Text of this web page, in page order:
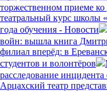
торжественном приеме
театральный курс школы
года обучения - Новости
войн: вышла книга
филиал вперёд: в
студентов и волонтёров
расследование
Арцахский театр